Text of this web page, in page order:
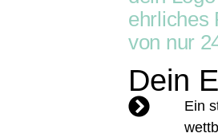
ehrliches
von nur
Dein
Ein